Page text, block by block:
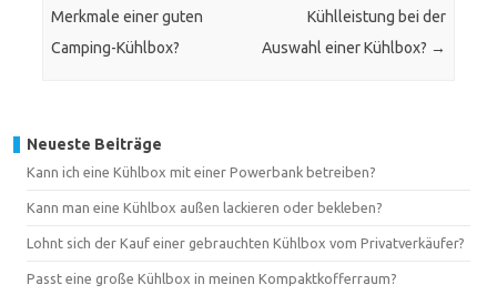
Merkmale einer guten
Camping-Kühlbox?
Kühlleistung bei der
Auswahl einer Kühlbox? →
Neueste Beiträge
Kann ich eine Kühlbox mit einer Powerbank betreiben?
Kann man eine Kühlbox außen lackieren oder bekleben?
Lohnt sich der Kauf einer gebrauchten Kühlbox vom Privatverkäufer?
Passt eine große Kühlbox in meinen Kompaktkofferraum?